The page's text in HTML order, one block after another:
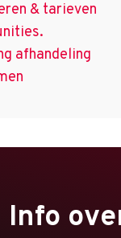
& tarieven
afhandeling
Info